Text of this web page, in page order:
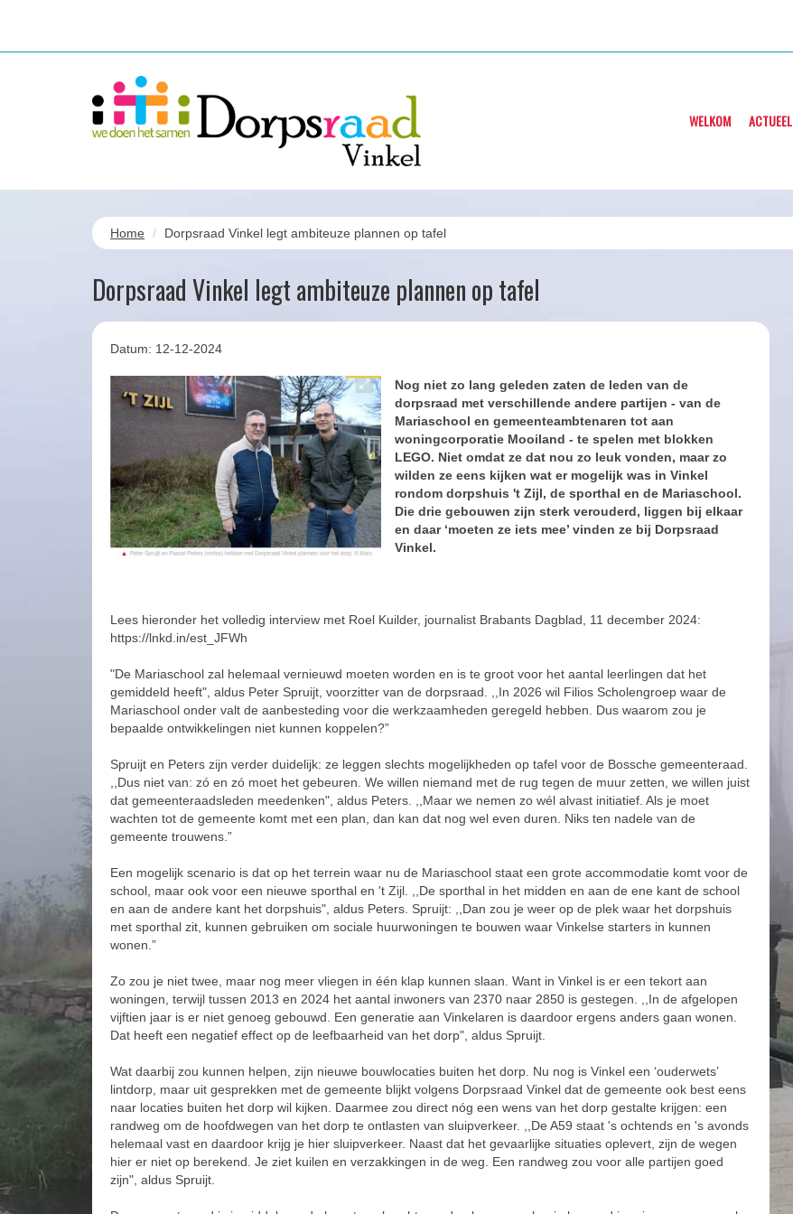
WELKOM ACTUEEL
Home Dorpsraad Vinkel legt ambiteuze plannen op tafel
Dorpsraad Vinkel legt ambiteuze plannen op tafel
Datum: 12-12-2024
Nog niet zo lang geleden zaten de leden van de
dorpsraad met verschillende andere partijen - van de
Mariaschool en gemeenteambtenaren tot aan
woningcorporatie Mooiland - te spelen met blokken
LEGO. Niet omdat ze dat nou zo leuk vonden, maar zo
wilden ze eens kijken wat er mogelijk was in Vinkel
rondom dorpshuis 't Zijl, de sporthal en de Mariaschool.
Die drie gebouwen zijn sterk verouderd, liggen bij elkaar
en daar ‘moeten ze iets mee’ vinden ze bij Dorpsraad
Vinkel.
Lees hieronder het volledig interview met Roel Kuilder, journalist Brabants Dagblad, 11 december 2024:
https://lnkd.in/est_JFWh
"De Mariaschool zal helemaal vernieuwd moeten worden en is te groot voor het aantal leerlingen dat het
gemiddeld heeft", aldus Peter Spruijt, voorzitter van de dorpsraad. ,,In 2026 wil Filios Scholengroep waar de
Mariaschool onder valt de aanbesteding voor die werkzaamheden geregeld hebben. Dus waarom zou je
bepaalde ontwikkelingen niet kunnen koppelen?”
Spruijt en Peters zijn verder duidelijk: ze leggen slechts mogelijkheden op tafel voor de Bossche gemeenteraad.
,,Dus niet van: zó en zó moet het gebeuren. We willen niemand met de rug tegen de muur zetten, we willen juist
dat gemeenteraadsleden meedenken", aldus Peters. ,,Maar we nemen zo wél alvast initiatief. Als je moet
wachten tot de gemeente komt met een plan, dan kan dat nog wel even duren. Niks ten nadele van de
gemeente trouwens.”
Een mogelijk scenario is dat op het terrein waar nu de Mariaschool staat een grote accommodatie komt voor de
school, maar ook voor een nieuwe sporthal en 't Zijl. ,,De sporthal in het midden en aan de ene kant de school
en aan de andere kant het dorpshuis", aldus Peters. Spruijt: ,,Dan zou je weer op de plek waar het dorpshuis
met sporthal zit, kunnen gebruiken om sociale huurwoningen te bouwen waar Vinkelse starters in kunnen
wonen.”
Zo zou je niet twee, maar nog meer vliegen in één klap kunnen slaan. Want in Vinkel is er een tekort aan
woningen, terwijl tussen 2013 en 2024 het aantal inwoners van 2370 naar 2850 is gestegen. ,,In de afgelopen
vijftien jaar is er niet genoeg gebouwd. Een generatie aan Vinkelaren is daardoor ergens anders gaan wonen.
Dat heeft een negatief effect op de leefbaarheid van het dorp", aldus Spruijt.
Wat daarbij zou kunnen helpen, zijn nieuwe bouwlocaties buiten het dorp. Nu nog is Vinkel een ‘ouderwets’
lintdorp, maar uit gesprekken met de gemeente blijkt volgens Dorpsraad Vinkel dat de gemeente ook best eens
naar locaties buiten het dorp wil kijken. Daarmee zou direct nóg een wens van het dorp gestalte krijgen: een
randweg om de hoofdwegen van het dorp te ontlasten van sluipverkeer. ,,De A59 staat 's ochtends en 's avonds
helemaal vast en daardoor krijg je hier sluipverkeer. Naast dat het gevaarlijke situaties oplevert, zijn de wegen
hier er niet op berekend. Je ziet kuilen en verzakkingen in de weg. Een randweg zou voor alle partijen goed
zijn", aldus Spruijt.